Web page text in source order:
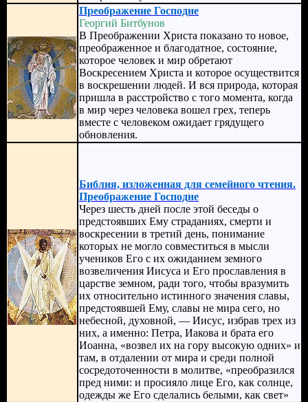
Преображение Господне
Георгий Битбунов
В Преображении Христа показано то новое,
преображенное и благодатное, состояние,
которое человек и мир обретают
Воскресением Христа и которое осуществится
в воскрешении людей. И вся природа, которая
пришла в расстройство с того момента, когда
в мир через человека вошел грех, теперь
вместе с человеком ожидает грядущего
обновления.
Библия, изложенная для семейного чтения.
Преображение Господне
Через шесть дней после этой беседы о
предстоявших Ему страданиях, смерти и
воскресении в третий день, понимание
которых не могло совместиться в мысли
учеников Его с их ожиданием земного
возвеличения Иисуса и Его прославления в
царстве земном, ради того, чтобы вразумить
их относительно истинного значения славы,
предстоявшей Ему, славы не мира сего, но
небесной, духовной, — Иисус, избрав трех из
них, а именно: Петра, Иакова и брата его
Иоанна, «возвел их на гору высокую одних» и
там, в отдалении от мира и среди полной
сосредоточенности в молитве, «преобразился
пред ними: и просияло лице Его, как солнце,
одежды же Его сделались белыми, как свет»